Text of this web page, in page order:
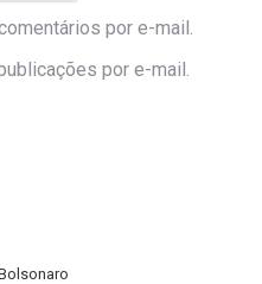
por e-mail.
por e-mail.